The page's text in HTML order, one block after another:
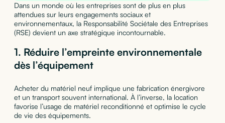
Dans un monde où les entreprises sont de plus en plus
attendues sur leurs engagements sociaux et
environnementaux, la Responsabilité Sociétale des Entreprises
(RSE) devient un axe stratégique incontournable.
1. Réduire l’empreinte environnementale
dès l’équipement
Acheter du matériel neuf implique une fabrication énergivore
et un transport souvent international. À l’inverse, la location
favorise l’usage de matériel reconditionné et optimise le cycle
de vie des équipements.